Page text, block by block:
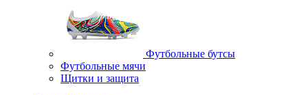
Футбольные бутсы
Футбольные мячи
Щитки и защита